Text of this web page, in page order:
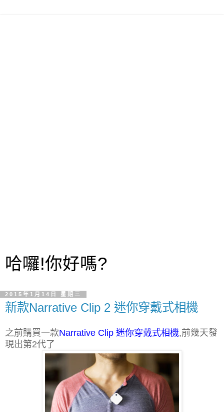
哈囉!你好嗎?
2015年1月14日 星期三
新款Narrative Clip 2 迷你穿戴式相機
之前購買一款Narrative Clip 迷你穿戴式相機,前幾天發
現出第2代了